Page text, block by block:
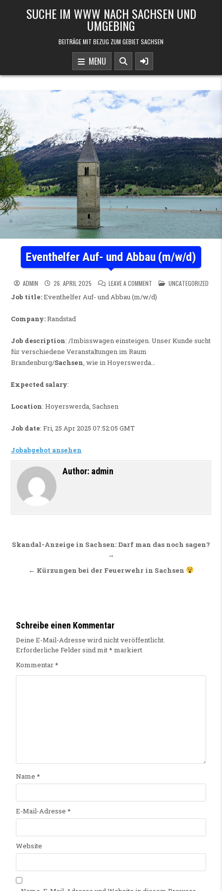
SUCHE IM WWW NACH SACHSEN UND
UMGEBING
BEITRÄGE MIT BEZUG ZUM GEBIET SACHSEN
MENU
Eventhelfer Auf- und Abbau (m/w/d)
ADMIN 26. APRIL 2025 LEAVE A COMMENTON EVENTHELFER AUF- UND
POSTED IN
UNCATEGORIZED
Job title:Eventhelfer Auf- und Abbau (m/w/d)
Company:Randstad
Job description: /Imbisswagen einsteigen. Unser Kunde sucht
für verschiedene Veranstaltungen im Raum
Brandenburg/Sachsen, wie in Hoyerswerda…
Expected salary:
Location: Hoyerswerda, Sachsen
Job date: Fri, 25 Apr 2025 07:52:05 GMT
Jobabgebot ansehen
Author: admin
Beitragsnavigation
Skandal-Anzeige in Sachsen: Darf man das noch sagen?
→
← Kürzungen bei der Feuerwehr in Sachsen
Schreibe einen Kommentar
Deine E-Mail-Adresse wird nicht veröffentlicht.
Erforderliche Felder sind mit* markiert
Kommentar*
Name *
E-Mail-Adresse *
Website